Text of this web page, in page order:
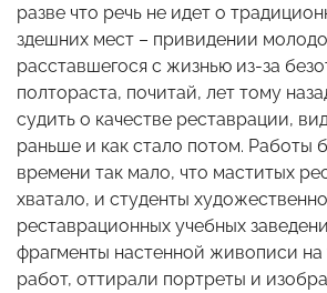
разве что речь не идет о
здешних мест – привидении
расставшегося с жизнью из-за
полтораста, почитай, лет тому
судить о качестве реставрации,
раньше и как стало потом. Работы
времени так мало, что маститых
хватало, и студенты
реставрационных учебных
фрагменты настенной живописи
работ, оттирали портреты и